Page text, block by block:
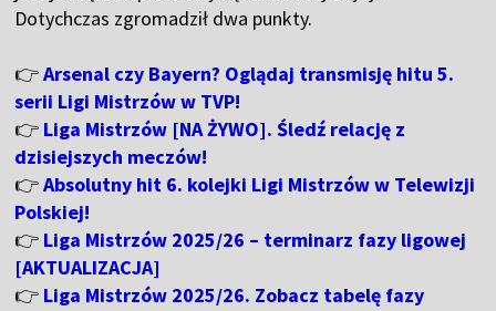
Dotychczas zgromadził dwa punkty.
👉Arsenal czy Bayern? Oglądaj transmisję hitu 5.
serii Ligi Mistrzów w TVP!
👉 Liga Mistrzów [NA ŻYWO]. Śledź relację z
dzisiejszych meczów!
👉Absolutny hit 6. kolejki Ligi Mistrzów w Telewizji
Polskiej!
👉 Liga Mistrzów 2025/26 – terminarz fazy ligowej
[AKTUALIZACJA]
👉 Liga Mistrzów 2025/26. Zobacz tabelę fazy